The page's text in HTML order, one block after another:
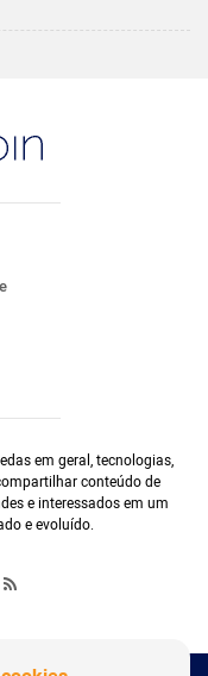
em geral, tecnologias,
conteúdo de
e interessados em um
e evoluído.